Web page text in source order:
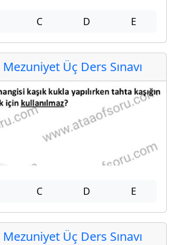
C D E
Üç Ders Sınavı
C D E
Üç Ders Sınavı